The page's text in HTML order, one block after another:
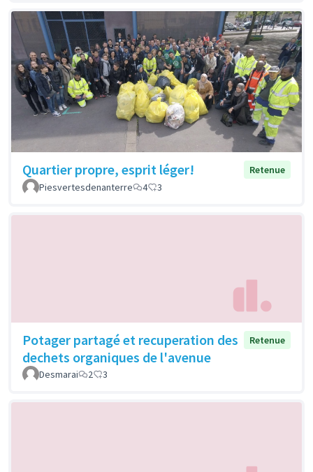
Quartier propre, esprit léger!
Retenue
Piesvertesdenanterre
4 3
Potager partagé et recuperation des
dechets organiques de l'avenue
Retenue
Desmarai 2 3